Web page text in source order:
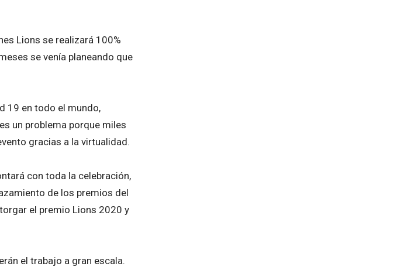
Lions se realizará 100%
se venía planeando que
19 en todo el mundo,
un problema porque miles
gracias a la virtualidad.
con toda la celebración,
de los premios del
el premio Lions 2020 y
el trabajo a gran escala.